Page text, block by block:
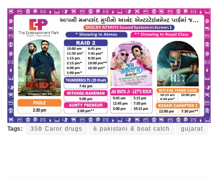
Tags: 350 Caror drugs 6 pakistani & boat catch gujarat